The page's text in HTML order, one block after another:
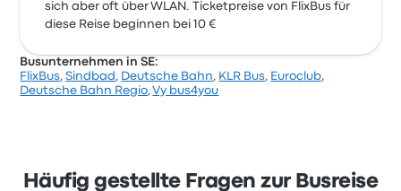
sich aber oft über WLAN. Ticketpreise von FlixBus für
diese Reise beginnen bei 10 €
Busunternehmen in SE:
FlixBus,Sindbad , Deutsche Bahn, KLR Bus, Euroclub,
Deutsche Bahn Regio,Vy bus4you
Häufig gestellte Fragen zur Busreise